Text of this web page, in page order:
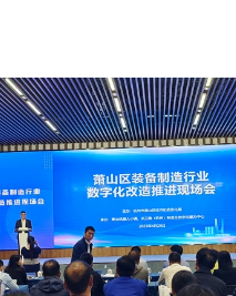
理体系完善、市场竞争力强，是